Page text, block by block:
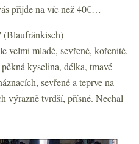
přijde na víc než 40€…
(Blaufränkisch)
velmi mladé, sevřené, kořenité.
kyselina, délka, tmavé
sevřené a teprve na
výrazně tvrdší, přísné. Nechal